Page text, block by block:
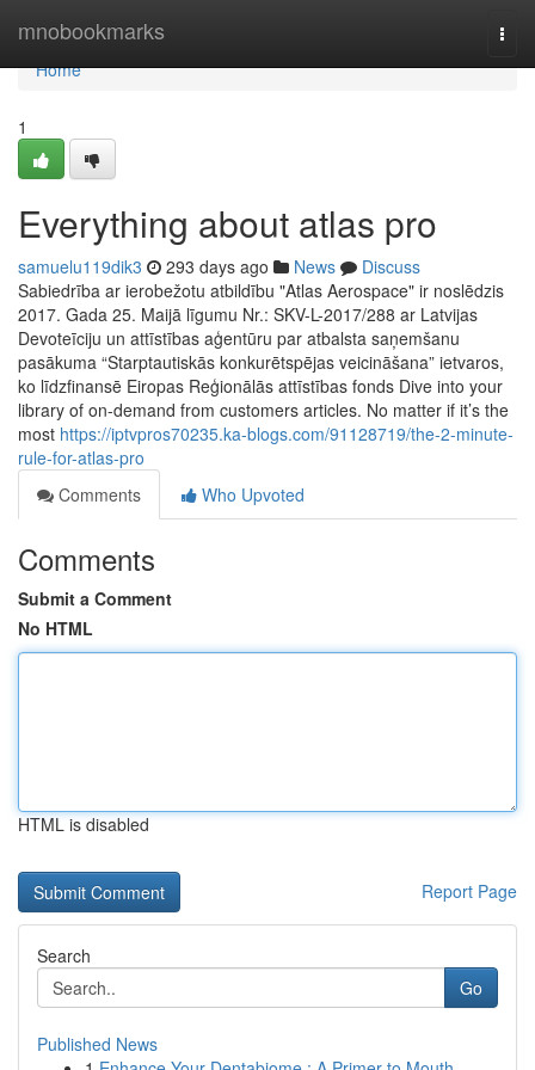
mnobookmarks
Home
Home
1
Everything about atlas pro
samuelu119dik3 293 days ago News
Discuss
Sabiedrība ar ierobežotu atbildību "Atlas Aerospace" ir noslēdzis
2017. Gada 25. Maijā līgumu Nr.: SKV-L-2017/288 ar Latvijas
Devoteīciju un attīstības aģentūru par atbalsta saņemšanu
pasākuma “Starptautiskās konkurētspējas veicināšana” ietvaros,
ko līdzfinansē Eiropas Reģionālās attīstības fonds Dive into your
library of on-demand from customers articles. No matter if it’s the
most https://iptvpros70235.ka-blogs.com/91128719/the-2-minute-
rule-for-atlas-pro
Comments
Who Upvoted
Comments
Submit a Comment
No HTML
HTML is disabled
Report Page
Search
Go
Published News